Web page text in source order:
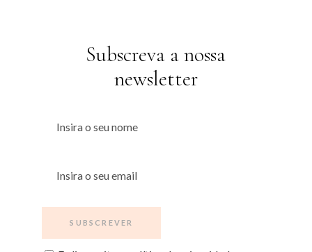
Subscreva a nossa
newsletter